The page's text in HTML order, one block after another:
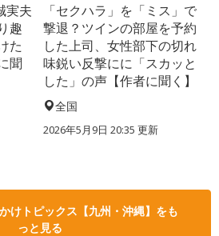
実夫
趣
た
聞
「セクハラ」を「ミス」で
撃退？ツインの部屋を予約
した上司、女性部下の切れ
味鋭い反撃にに「スカッと
した」の声【作者に聞く】
全国
2026年5月9日 20:35 更新
けトピックス【九州・沖縄】をも
っと見る